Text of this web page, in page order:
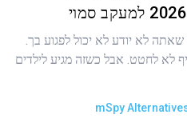
לא יודע לא יכול לפגוע בך.
לא לחטט. אבל כשזה מגיע לילדים
mSpy